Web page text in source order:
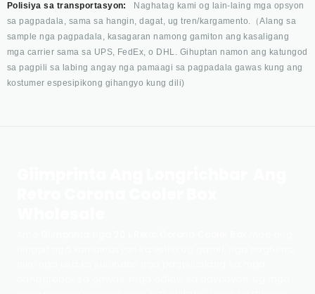
Polisiya sa transportasyon:
Naghatag kami og lain-laing mga opsyon
sa pagpadala, sama sa hangin, dagat, ug tren/kargamento.（Alang sa
sample nga pagpadala, kasagaran namong gamiton ang kasaligang
mga carrier sama sa UPS, FedEx, o DHL. Gihuptan namon ang katungod
sa pagpili sa labing angay nga pamaagi sa pagpadala gawas kung ang
kostumer espesipikong gihangyo kung dili)